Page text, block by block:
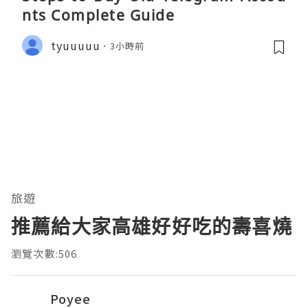
nts Complete Guide
tyuuuuu 3小時前
旅遊
推薦給大家高雄好好吃的壽喜燒
瀏覽次數:506
Poyee